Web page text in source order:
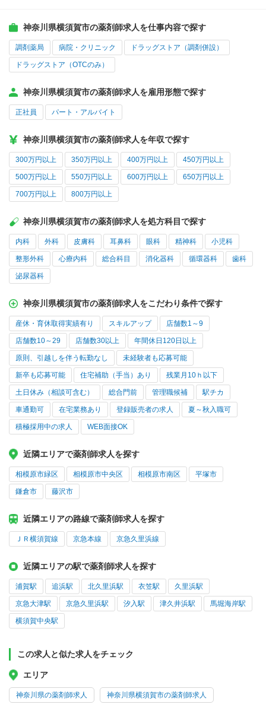
神奈川県横須賀市の薬剤師求人を仕事内容で探す
調剤薬局 病院・クリニック ドラッグストア（調剤併設）
ドラッグストア（OTCのみ）
神奈川県横須賀市の薬剤師求人を雇用形態で探す
正社員 パート・アルバイト
神奈川県横須賀市の薬剤師求人を年収で探す
300万円以上 350万円以上 400万円以上 450万円以上
500万円以上 550万円以上 600万円以上 650万円以上
700万円以上 800万円以上
神奈川県横須賀市の薬剤師求人を処方科目で探す
内科 外科 皮膚科 耳鼻科 眼科 精神科 小児科
整形外科 心療内科 総合科目 消化器科 循環器科 歯科
泌尿器科
神奈川県横須賀市の薬剤師求人をこだわり条件で探す
産休・育休取得実績有り スキルアップ 店舗数1～9
店舗数10～29 店舗数30以上 年間休日120日以上
原則、引越しを伴う転勤なし 未経験者も応募可能
新卒も応募可能 住宅補助（手当）あり 残業月10ｈ以下
土日休み（相談可含む） 総合門前 管理職候補 駅チカ
車通勤可 在宅業務あり 登録販売者の求人 夏～秋入職可
積極採用中の求人 WEB面接OK
近隣エリアで薬剤師求人を探す
相模原市緑区 相模原市中央区 相模原市南区 平塚市
鎌倉市 藤沢市
近隣エリアの路線で薬剤師求人を探す
ＪＲ横須賀線 京急本線 京急久里浜線
近隣エリアの駅で薬剤師求人を探す
浦賀駅 追浜駅 北久里浜駅 衣笠駅 久里浜駅
京急大津駅 京急久里浜駅 汐入駅 津久井浜駅 馬堀海岸駅
横須賀中央駅
この求人と似た求人をチェック
エリア
神奈川県の薬剤師求人 神奈川県横須賀市の薬剤師求人